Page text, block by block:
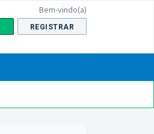
Bem-vindo(a)
REGISTRAR